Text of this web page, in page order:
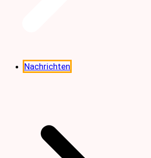
Nachrichten